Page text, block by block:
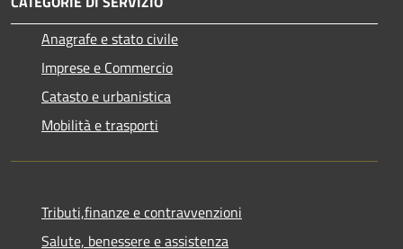
Anagrafe e stato civile
Imprese e Commercio
Catasto e urbanistica
Mobilità e trasporti
Tributi,finanze e contravvenzioni
Salute, benessere e assistenza